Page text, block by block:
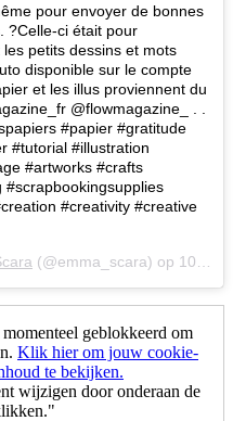
pour envoyer de bonnes
?Celle-ci était pour
petits dessins et mots
disponible sur le compte
et les illus proviennent du
@flowmagazine_ . .
#papier #gratitude
#tutorial #illustration
#artworks #crafts
#creativity #creative
(@emma_scara) op 10 Feb 2018 om 2:56 (PST)
geblokkeerd om
Klik hier om jouw cookie-
te bekijken.
wijzigen door onderaan de